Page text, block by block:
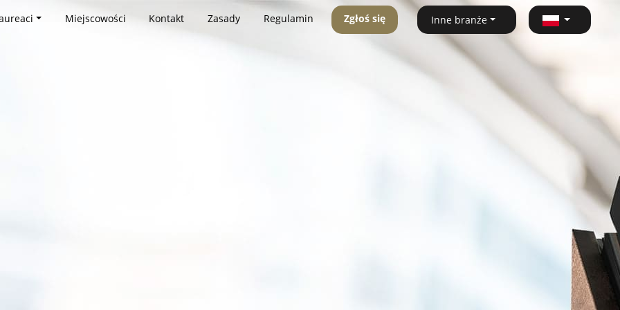
Miejscowości Kontakt Zasady Regulamin Zgłoś się Inne branże